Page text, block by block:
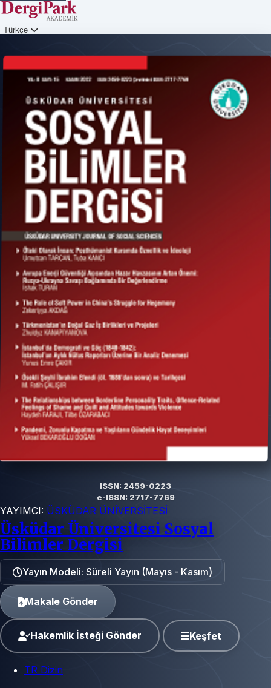
Türkçe
ISSN: 2459-0223
e-ISSN: 2717-7769
YAYIMCI: ÜSKÜDAR ÜNİVERSİTESİ
Üsküdar Üniversitesi Sosyal
Bilimler Dergisi
Yayın Modeli: Süreli Yayın (Mayıs - Kasım)
Makale Gönder
Hakemlik İsteği Gönder Keşfet
TR Dizin